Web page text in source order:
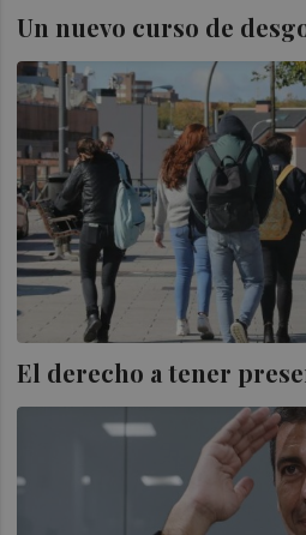
Un nuevo curso de
El derecho a tener